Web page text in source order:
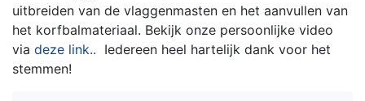
uitbreiden van de vlaggenmasten en het aanvullen van
het korfbalmateriaal. Bekijk onze persoonlijke video
via deze link.. Iedereen heel hartelijk dank voor het
stemmen!